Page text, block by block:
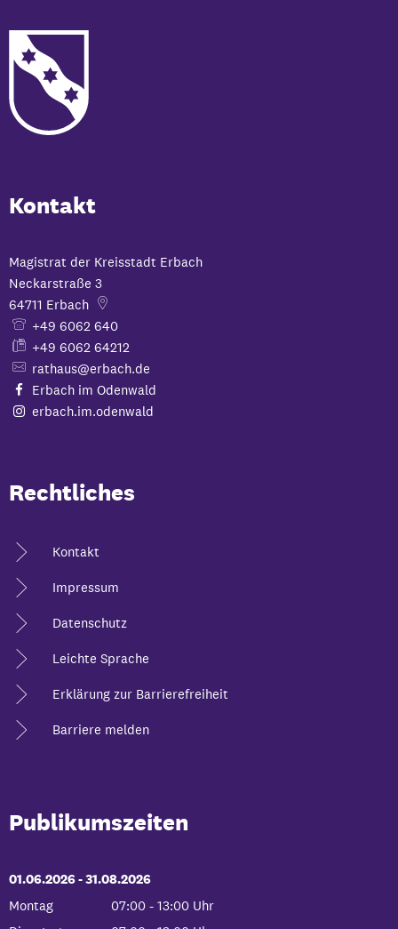
Kontakt
Magistrat der Kreisstadt Erbach
Neckarstraße 3
64711 Erbach
+49 6062 640
+49 6062 64212
rathaus@erbach.de
Erbach im Odenwald
erbach.im.odenwald
Rechtliches
Kontakt
Impressum
Datenschutz
Leichte Sprache
Erklärung zur Barrierefreiheit
Barriere melden
Publikumszeiten
01.06.2026-bis
31.08.2026
Montag
07:00 - 13:00 Uhr